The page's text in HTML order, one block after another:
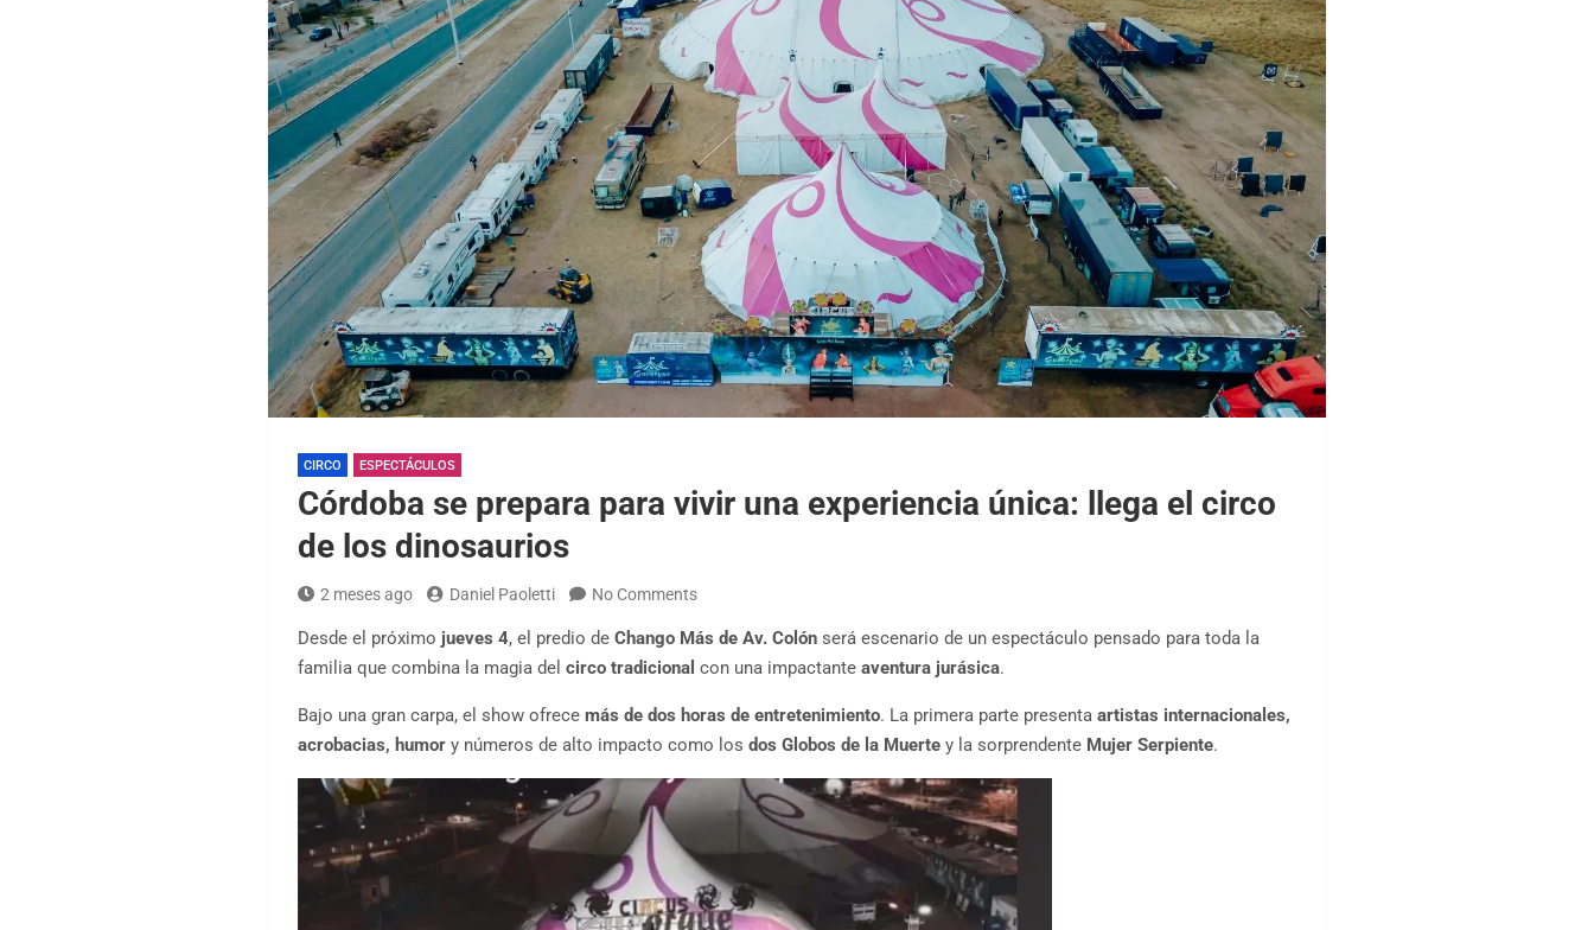
CIRCO ESPECTÁCULOS
Córdoba se prepara para vivir una experiencia única: llega el circo
de los dinosaurios
2 meses ago Daniel Paoletti No Comments
Desde el próximo jueves 4, el predio deChango Más de Av. Colón será escenario de un espectáculo pensado para toda la
familia que combina la magia delcirco tradicional con una impactanteaventura jurásica.
Bajo una gran carpa, el show ofrecemás de dos horas de entretenimiento. La primera parte presentaartistas internacionales,
acrobacias, humor y números de alto impacto como losdos Globos de la Muerte y la sorprendente Mujer Serpiente.